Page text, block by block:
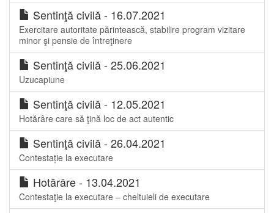
Sentinţă civilă - 16.07.2021
Exercitare autoritate părintească, stabilire program vizitare
minor şi pensie de întreţinere
Sentinţă civilă - 25.06.2021
Uzucapiune
Sentinţă civilă - 12.05.2021
Hotărâre care să ţină loc de act autentic
Sentinţă civilă - 26.04.2021
Contestație la executare
Hotărâre - 13.04.2021
Contestaţie la executare – cheltuieli de executare